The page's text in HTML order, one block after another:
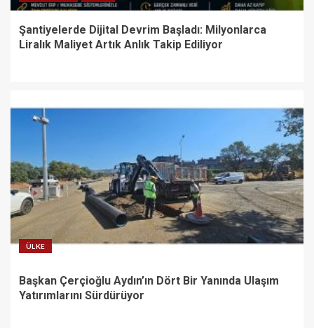
Şantiyelerde Dijital Devrim Başladı: Milyonlarca
Liralık Maliyet Artık Anlık Takip Ediliyor
ÜLKE
Başkan Çerçioğlu Aydın’ın Dört Bir Yanında Ulaşım
Yatırımlarını Sürdürüyor